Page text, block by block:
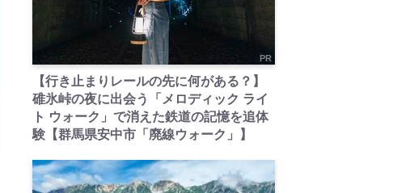
PR
【行き止まりレールの先に何がある？】
碓氷峠の夜に出会う「メロディック ライ
ト ウォーク」で消えた鉄道の記憶を追体
験【群馬県安中市「廃線ウォーク」】